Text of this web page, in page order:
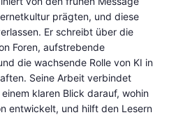
prägten, und diese
Er schreibt über die
Foren, aufstrebende
die wachsende Rolle von KI in
Seine Arbeit verbindet
klaren Blick darauf, wohin
entwickelt, und hilft den Lesern